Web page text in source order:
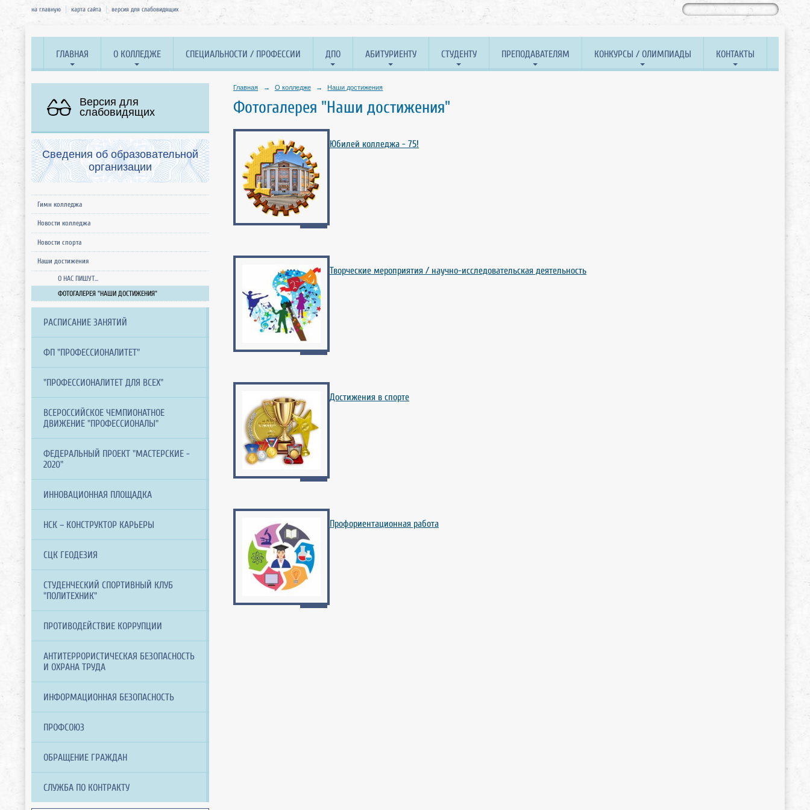
на главную карта сайта версия для слабовидящих
ГЛАВНАЯ О КОЛЛЕДЖЕ СПЕЦИАЛЬНОСТИ / ПРОФЕССИИ ДПО АБИТУРИЕНТУ СТУДЕНТУ ПРЕПОДАВАТЕЛЯМ КОНКУРСЫ / ОЛИМПИАДЫ КОНТАКТЫ
Версия для
слабовидящих
Сведения об образовательной
организации
Гимн колледжа
Новости колледжа
Новости спорта
Наши достижения
О НАС ПИШУТ...
ФОТОГАЛЕРЕЯ "НАШИ ДОСТИЖЕНИЯ"
РАСПИСАНИЕ ЗАНЯТИЙ
ФП "ПРОФЕССИОНАЛИТЕТ"
"ПРОФЕССИОНАЛИТЕТ ДЛЯ ВСЕХ"
ВСЕРОССИЙСКОЕ ЧЕМПИОНАТНОЕ
ДВИЖЕНИЕ "ПРОФЕССИОНАЛЫ"
ФЕДЕРАЛЬНЫЙ ПРОЕКТ "МАСТЕРСКИЕ -
2020"
ИННОВАЦИОННАЯ ПЛОЩАДКА
НСК – КОНСТРУКТОР КАРЬЕРЫ
СЦК ГЕОДЕЗИЯ
СТУДЕНЧЕСКИЙ СПОРТИВНЫЙ КЛУБ
"ПОЛИТЕХНИК"
ПРОТИВОДЕЙСТВИЕ КОРРУПЦИИ
АНТИТЕРРОРИСТИЧЕСКАЯ БЕЗОПАСНОСТЬ
И ОХРАНА ТРУДА
ИНФОРМАЦИОННАЯ БЕЗОПАСНОСТЬ
ПРОФСОЮЗ
ОБРАЩЕНИЕ ГРАЖДАН
СЛУЖБА ПО КОНТРАКТУ
Главная → О колледже → Наши достижения
Фотогалерея "Наши достижения"
Юбилей колледжа - 75!
Творческие мероприятия / научно-исследовательская деятельность
Достижения в спорте
Профориентационная работа